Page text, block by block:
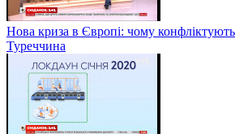
Нова криза в Європі: чому
Туреччина